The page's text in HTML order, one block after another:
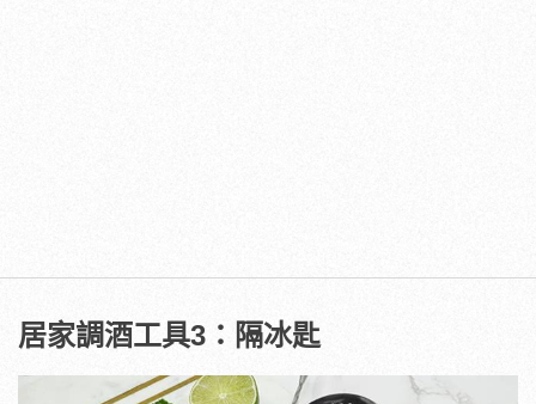
居家調酒工具3：隔冰匙